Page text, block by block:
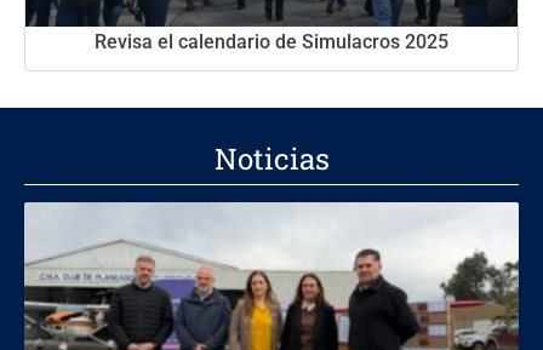
Revisa el calendario de Simulacros 2025
Noticias